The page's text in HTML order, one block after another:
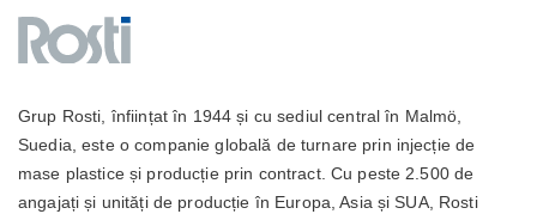
Grup Rosti, înființat în 1944 și cu sediul central în Malmö,
Suedia, este o companie globală de turnare prin injecție de
mase plastice și producție prin contract. Cu peste 2.500 de
angajați și unități de producție în Europa, Asia și SUA, Rosti